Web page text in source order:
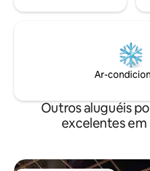
Ar-
Outros aluguéis
excelentes